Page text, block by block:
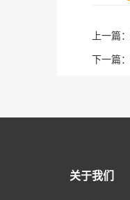
上一篇：
下一篇：
关于我们